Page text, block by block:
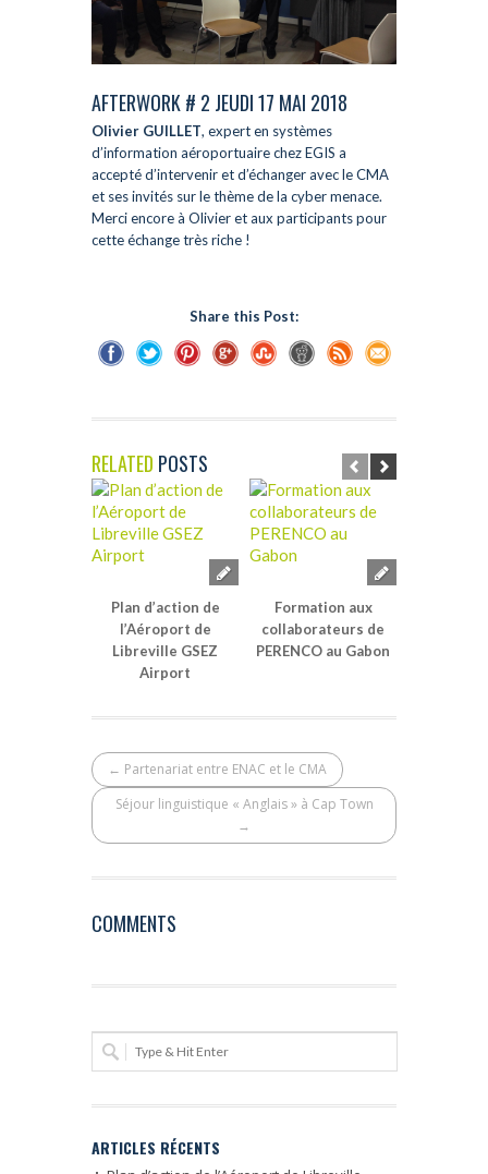
AFTERWORK # 2 JEUDI 17 MAI 2018
Olivier GUILLET, expert en systèmes
d’information aéroportuaire chez EGIS a
accepté d’intervenir et d’échanger avec le CMA
et ses invités sur le thème de la cyber menace.
Merci encore à Olivier et aux participants pour
cette échange très riche !
Share this Post:
RELATED POSTS
Plan d’action de
l’Aéroport de
Libreville GSEZ
Airport
Formation aux
collaborateurs de
PERENCO au Gabon
← Partenariat entre ENAC et le CMA
Séjour linguistique « Anglais » à Cap Town
→
COMMENTS
ARTICLES RÉCENTS